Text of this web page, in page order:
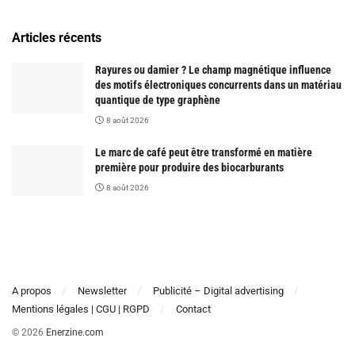
Articles récents
Rayures ou damier ? Le champ magnétique influence
des motifs électroniques concurrents dans un matériau
quantique de type graphène
8 août 2026
Le marc de café peut être transformé en matière
première pour produire des biocarburants
8 août 2026
A propos Newsletter
Publicité – Digital advertising
Mentions légales | CGU | RGPD
Contact
© 2026 Enerzine.com